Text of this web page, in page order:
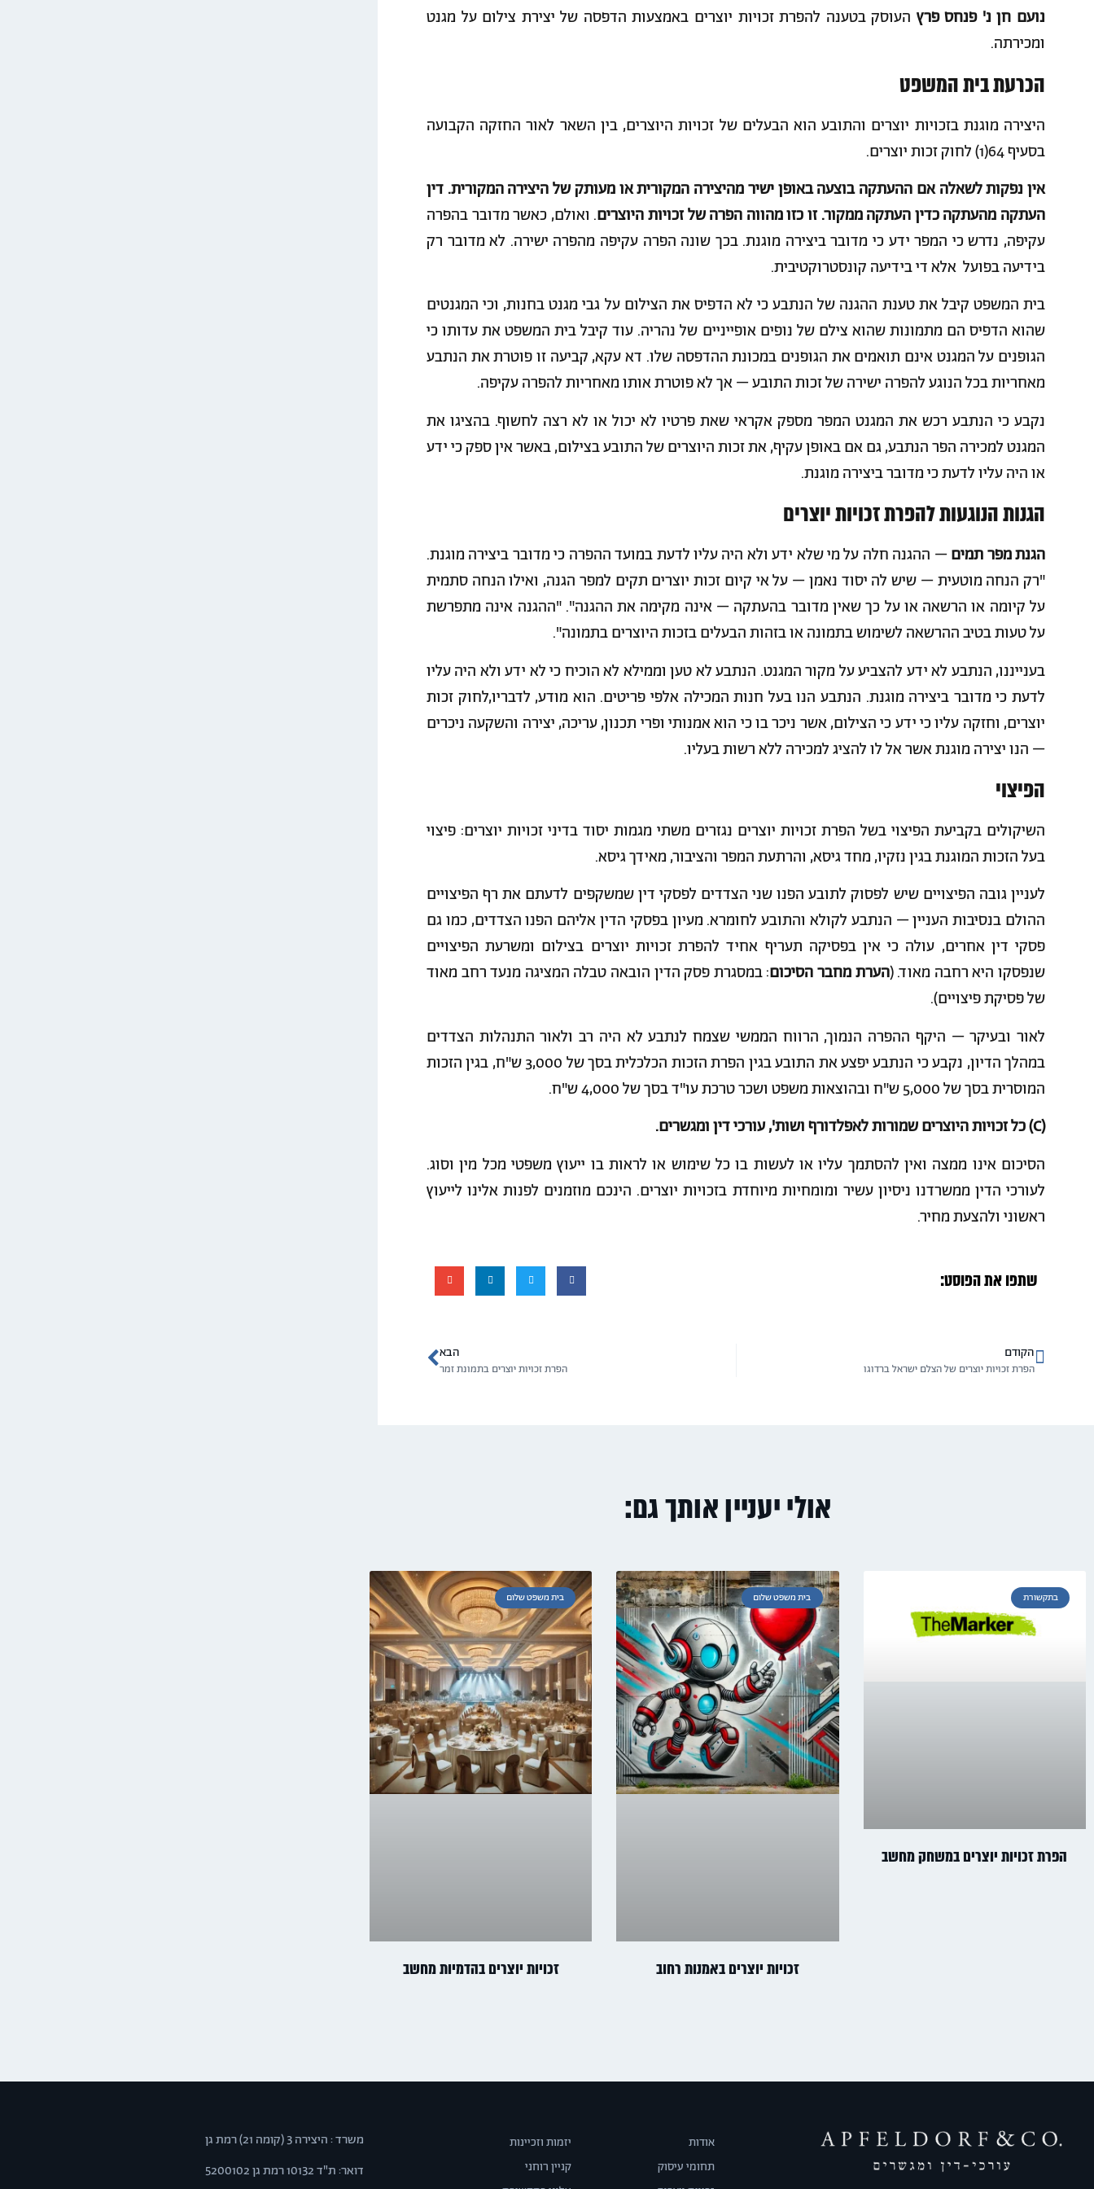
נועם חן נ' פנחס פרץ העוסק בטענה להפרת זכויות יוצרים באמצעות הדפסה של יצירת צילום על מגנט
ומכירתה.
הכרעת בית המשפט
היצירה מוגנת בזכויות יוצרים והתובע הוא הבעלים של זכויות היוצרים, בין השאר לאור החזקה הקבועה
בסעיף 64(1) לחוק זכות יוצרים.
אין נפקות לשאלה אם ההעתקה בוצעה באופן ישיר מהיצירה המקורית או מעותק של היצירה המקורית. דין
העתקה מהעתקה כדין העתקה ממקור. זו כזו מהווה הפרה של זכויות היוצרים. ואולם, כאשר מדובר בהפרה
עקיפה, נדרש כי המפר ידע כי מדובר ביצירה מוגנת. בכך שונה הפרה עקיפה מהפרה ישירה. לא מדובר רק
בידיעה בפועל אלא די בידיעה קונסטרוקטיבית.
בית המשפט קיבל את טענת ההגנה של הנתבע כי לא הדפיס את הצילום על גבי מגנט בחנות, וכי המגנטים
שהוא הדפיס הם מתמונות שהוא צילם של נופים אופייניים של נהריה. עוד קיבל בית המשפט את עדותו כי
הגופנים על המגנט אינם תואמים את הגופנים במכונת ההדפסה שלו. דא עקא, קביעה זו פוטרת את הנתבע
מאחריות בכל הנוגע להפרה ישירה של זכות התובע – אך לא פוטרת אותו מאחריות להפרה עקיפה.
נקבע כי הנתבע רכש את המגנט המפר מספק אקראי שאת פרטיו לא יכול או לא רצה לחשוף. בהציגו את
המגנט למכירה הפר הנתבע, גם אם באופן עקיף, את זכות היוצרים של התובע בצילום, באשר אין ספק כי ידע
או היה עליו לדעת כי מדובר ביצירה מוגנת.
הגנות הנוגעות להפרת זכויות יוצרים
הגנת מפר תמים– ההגנה חלה על מי שלא ידע ולא היה עליו לדעת במועד ההפרה כי מדובר ביצירה מוגנת.
"רק הנחה מוטעית – שיש לה יסוד נאמן – על אי קיום זכות יוצרים תקים למפר הגנה, ואילו הנחה סתמית
על קיומה או הרשאה או על כך שאין מדובר בהעתקה – אינה מקימה את ההגנה". "ההגנה אינה מתפרשת
על טעות בטיב ההרשאה לשימוש בתמונה או בזהות הבעלים בזכות היוצרים בתמונה".
בענייננו, הנתבע לא ידע להצביע על מקור המגנט. הנתבע לא טען וממילא לא הוכיח כי לא ידע ולא היה עליו
לדעת כי מדובר ביצירה מוגנת. הנתבע הנו בעל חנות המכילה אלפי פריטים. הוא מודע, לדבריו,לחוק זכות
יוצרים, וחזקה עליו כי ידע כי הצילום, אשר ניכר בו כי הוא אמנותי ופרי תכנון, עריכה, יצירה והשקעה ניכרים
– הנו יצירה מוגנת אשר אל לו להציג למכירה ללא רשות בעליו.
הפיצוי
השיקולים בקביעת הפיצוי בשל הפרת זכויות יוצרים נגזרים משתי מגמות יסוד בדיני זכויות יוצרים: פיצוי
בעל הזכות המוגנת בגין נזקיו, מחד גיסא, והרתעת המפר והציבור, מאידך גיסא.
לעניין גובה הפיצויים שיש לפסוק לתובע הפנו שני הצדדים לפסקי דין שמשקפים לדעתם את רף הפיצויים
ההולם בנסיבות העניין – הנתבע לקולא והתובע לחומרא. מעיון בפסקי הדין אליהם הפנו הצדדים, כמו גם
פסקי דין אחרים, עולה כי אין בפסיקה תעריף אחיד להפרת זכויות יוצרים בצילום ומשרעת הפיצויים
שנפסקו היא רחבה מאוד. (הערת מחבר הסיכום: במסגרת פסק הדין הובאה טבלה המציגה מנעד רחב מאוד
של פסיקת פיצויים).
לאור ובעיקר – היקף ההפרה הנמוך, הרווח הממשי שצמח לנתבע לא היה רב ולאור התנהלות הצדדים
במהלך הדיון, נקבע כי הנתבע יפצע את התובע בגין הפרת הזכות הכלכלית בסך של 3,000 ש"ח, בגין הזכות
המוסרית בסך של 5,000 ש"ח ובהוצאות משפט ושכר טרכת עו"ד בסך של 4,000 ש"ח.
(C) כל זכויות היוצרים שמורות לאפלדורף ושות', עורכי דין ומגשרים.
הסיכום אינו ממצה ואין להסתמך עליו או לעשות בו כל שימוש או לראות בו ייעוץ משפטי מכל מין וסוג.
לעורכי הדין ממשרדנו ניסיון עשיר ומומחיות מיוחדת בזכויות יוצרים. הינכם מוזמנים לפנות אלינו לייעוץ
ראשוני ולהצעת מחיר.
שתפו את הפוסט:
הקודם
הפרת זכויות יוצרים של הצלם ישראל ברדוגו
הבא
הפרת זכויות יוצרים בתמונת זמר
אולי יעניין אותך גם:
בתקשורת
הפרת זכויות יוצרים במשחק מחשב
בית משפט שלום
זכויות יוצרים באמנות רחוב
בית משפט שלום
זכויות יוצרים בהדמיות מחשב
אודות
תחומי עיסוק
יזמות וזכיינות
קניין רוחני
משרד : היצירה 3 (קומה 21) רמת גן
דואר: ת"ד 10132 רמת גן 5200102